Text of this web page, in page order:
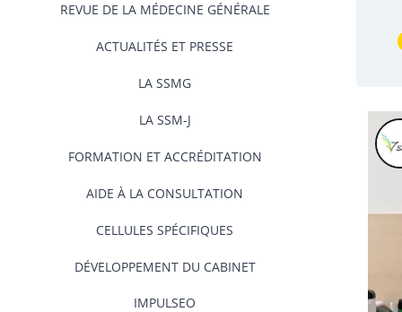
REVUE DE LA MÉDECINE GÉNÉRALE
ACTUALITÉS ET PRESSE
LA SSMG
LA SSM-J
FORMATION ET ACCRÉDITATION
AIDE À LA CONSULTATION
CELLULES SPÉCIFIQUES
DÉVELOPPEMENT DU CABINET
IMPULSEO